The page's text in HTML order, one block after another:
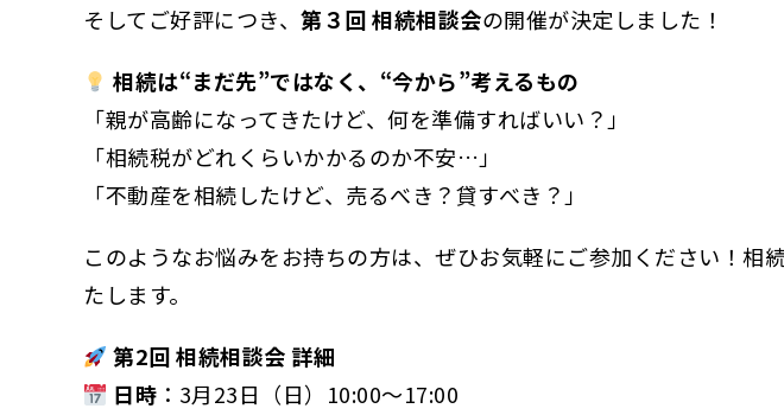
そしてご好評につき、 第３回 相続相談会の開催が決定しました！
相続は“まだ先”ではなく、“今から”考えるもの
「親が高齢になってきたけど、何を準備すればいい？」
「相続税がどれくらいかかるのか不安…」
「不動産を相続したけど、売るべき？貸すべき？」
このようなお悩みをお持ちの方は、ぜひお気軽にご参加ください！
たします。
第2回 相続相談会 詳細
日時 ：3月23日（日）10:00〜17:00